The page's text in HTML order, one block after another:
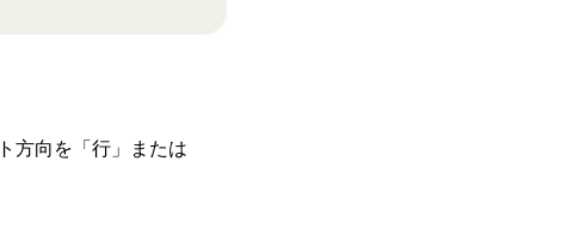
方向を「行」または